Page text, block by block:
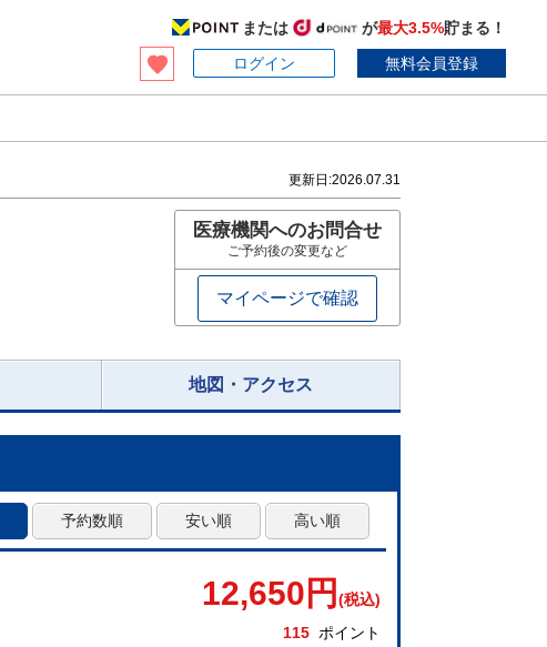
または が最大3.5%貯まる！
ログイン
無料会員登録
更新日:2026.07.31
医療機関へのお問合せ
ご予約後の変更など
マイページで確認
地図・アクセス
予約数順 安い順 高い順
12,650 円 (税込)
115 ポイント